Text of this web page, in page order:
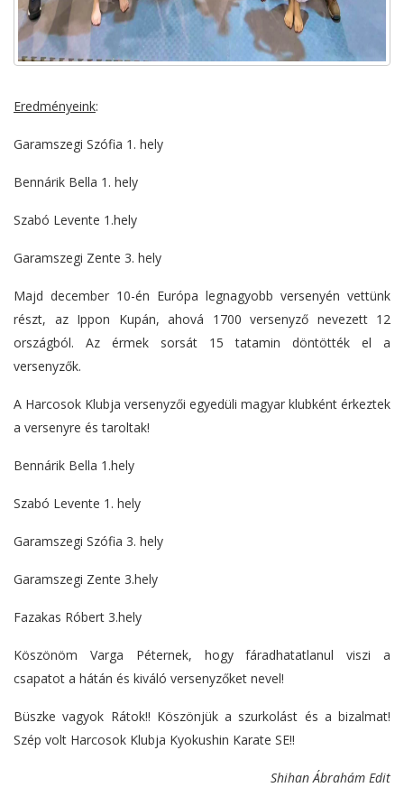
Eredményeink:
Garamszegi Szófia 1. hely
Bennárik Bella 1. hely
Szabó Levente 1.hely
Garamszegi Zente 3. hely
Majd december 10-én Európa legnagyobb versenyén vettünk
részt, az Ippon Kupán, ahová 1700 versenyző nevezett 12
országból. Az érmek sorsát 15 tatamin döntötték el a
versenyzők.
A Harcosok Klubja versenyzői egyedüli magyar klubként érkeztek
a versenyre és taroltak!
Bennárik Bella 1.hely
Szabó Levente 1. hely
Garamszegi Szófia 3. hely
Garamszegi Zente 3.hely
Fazakas Róbert 3.hely
Köszönöm Varga Péternek, hogy fáradhatatlanul viszi a
csapatot a hátán és kiváló versenyzőket nevel!
Büszke vagyok Rátok!! Köszönjük a szurkolást és a bizalmat!
Szép volt Harcosok Klubja Kyokushin Karate SE!!
Shihan Ábrahám Edit